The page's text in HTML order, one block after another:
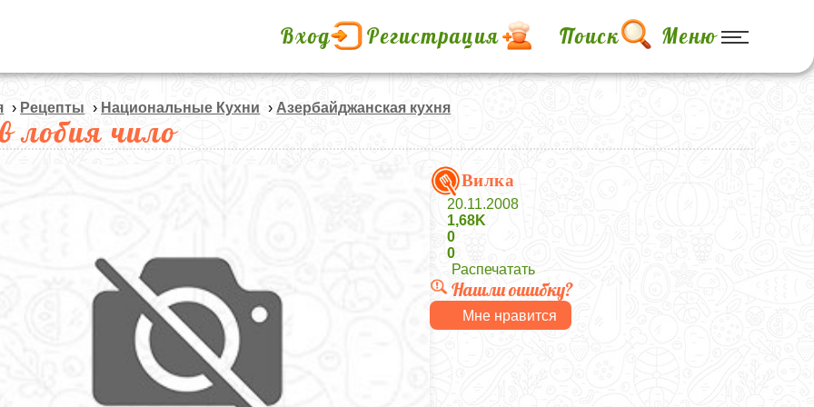
Вход Регистрация Поиск Меню
› Рецепты › Национальные Кухни › Азербайджанская кухня
лобия чило
Вилка
20.11.2008
1,68K
0
0
Распечатать
Нашли ошибку?
Мне нравится